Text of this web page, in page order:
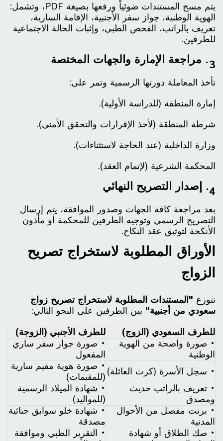
يتم مسح المستندات ضوئياً ورفعها بصيغة PDF، وتشمل:
الهوية الوطنية، جواز سفر الأجنبية، الإقامة السارية،
تعريف بالراتب، الفحص الطبي، وإثبات الحالة الاجتماعية
للطرفين.
3. مراجعة الإمارة والجهات المختصة
تأخذ المعاملة دورتها الرسمية وتمر على:
إمارة المنطقة (للدراسة الأولية).
شرطة المنطقة (لأخذ الإقرارات والتحقق الأمني).
وزارة الداخلية (عند الحاجة لاستثناءات).
المحكمة الشرعية (لإتمام العقد).
4. إصدار التصريح النهائي
بعد مراجعة كافة الجهات وصدور الموافقة، يتم إرسال
التصريح الرسمي وتوجيه الطرفين للمحكمة أو مأذون
الأنكحة لتوثيق عقد النكاح.
الأوراق المطلوبة لاستخراج تصريح
الزواج
تتوزع "المستندات المطلوبة لاستخراج تصريح زواج
سعودي من أجنبية" بين الطرفين على النحو التالي:
للطرف السعودي (الزوج)
للطرف الأجنبي (الزوجة)
• صورة واضحة من الهوية
الوطنية
• صورة جواز سفر ساري
المفعول
• سجل الأسرة (كرت العائلة) • صورة هوية مقيم سارية
(للمقيمات)
• تعريف بالراتب حديث
ومصدق
• شهادة الميلاد الرسمية
(للمواليد)
• برنت مفصل من الأحوال
المدنية
• شهادة خلو سوابق جنائية
مصدقة
• صك الطلاق أو شهادة
• التقرير الطبي وموافقة